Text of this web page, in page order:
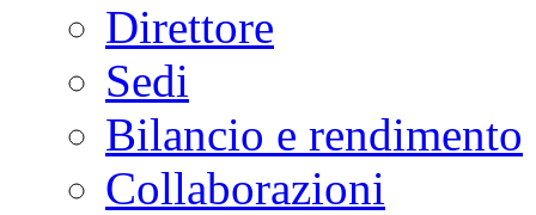
Direttore
Sedi
Bilancio e rendimento
Collaborazioni